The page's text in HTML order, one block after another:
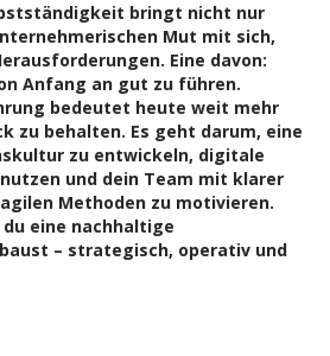
bringt nicht nur
Mut mit sich,
Eine davon:
Anfang an gut zu führen.
bedeutet heute weit mehr
zu behalten. Es geht darum, eine
zu entwickeln, digitale
und dein Team mit klarer
Methoden zu motivieren.
eine nachhaltige
– strategisch, operativ und